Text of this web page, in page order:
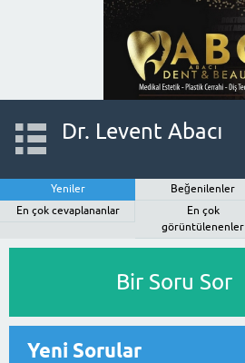
Dr. Levent Abacı
Yeniler Beğenilenler
En çok cevaplananlar
En çok
görüntülenenler
Bir Soru Sor
Yeni Sorular